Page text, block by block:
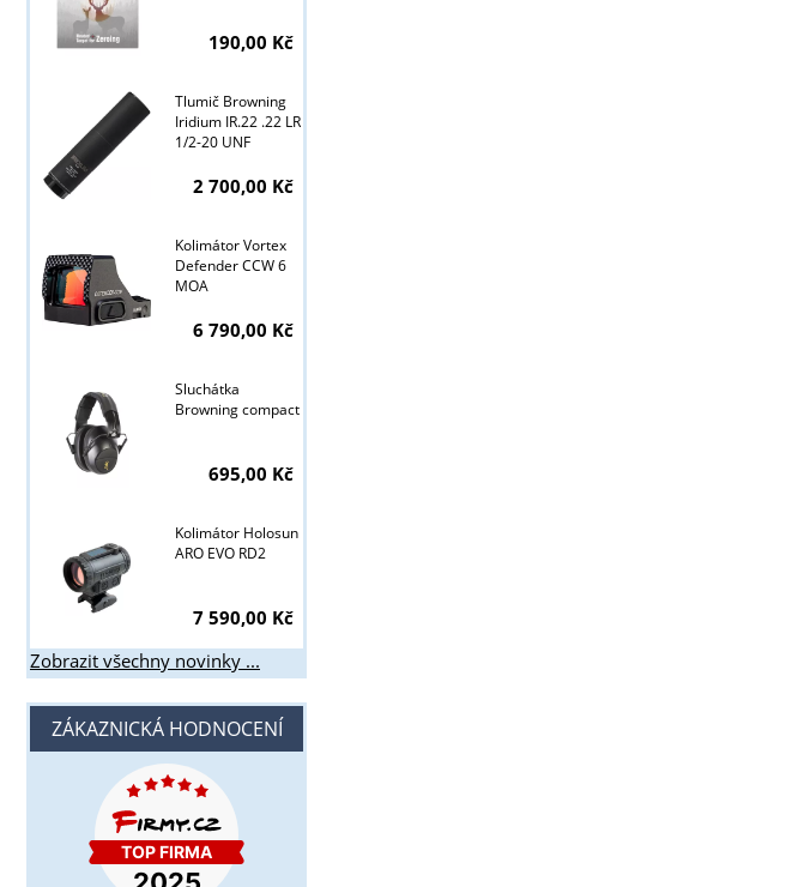
190,00 Kč
Tlumič Browning
Iridium IR.22 .22 LR
1/2-20 UNF
2 700,00 Kč
Kolimátor Vortex
Defender CCW 6
MOA
6 790,00 Kč
Sluchátka
Browning compact
695,00 Kč
Kolimátor Holosun
ARO EVO RD2
7 590,00 Kč
Zobrazit všechny novinky ...
ZÁKAZNICKÁ HODNOCENÍ